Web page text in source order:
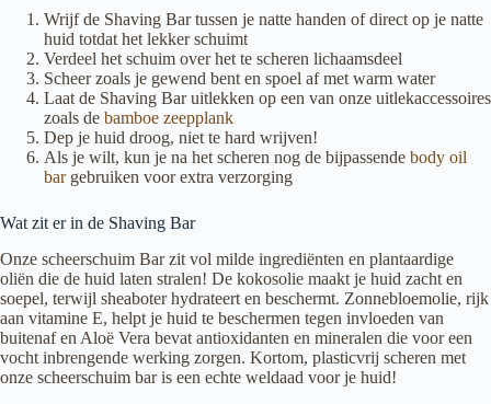
Wrijf de Shaving Bar tussen je natte handen of direct op je natte
huid totdat het lekker schuimt
Verdeel het schuim over het te scheren lichaamsdeel
Scheer zoals je gewend bent en spoel af met warm water
Laat de Shaving Bar uitlekken op een van onze uitlekaccessoires
zoals de bamboe zeepplank
Dep je huid droog, niet te hard wrijven!
Als je wilt, kun je na het scheren nog de bijpassende body oil
bar gebruiken voor extra verzorging
Wat zit er in de Shaving Bar
Onze scheerschuim Bar zit vol milde ingrediënten en plantaardige
oliën die de huid laten stralen! De kokosolie maakt je huid zacht en
soepel, terwijl sheaboter hydrateert en beschermt. Zonnebloemolie, rijk
aan vitamine E, helpt je huid te beschermen tegen invloeden van
buitenaf en Aloë Vera bevat antioxidanten en mineralen die voor een
vocht inbrengende werking zorgen. Kortom, plasticvrij scheren met
onze scheerschuim bar is een echte weldaad voor je huid!